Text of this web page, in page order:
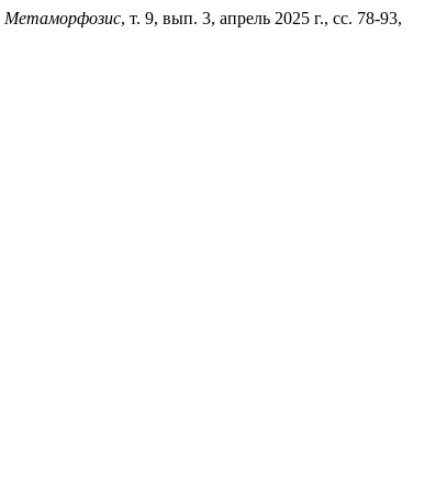
Метаморфозис, т. 9, вып. 3, апрель 2025 г., сс. 78-93,